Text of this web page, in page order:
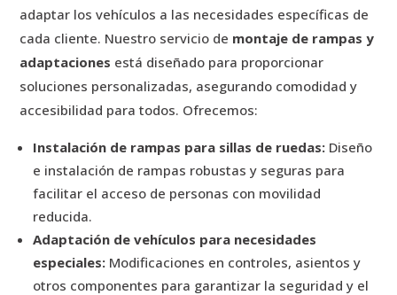
adaptar los vehículos a las necesidades específicas de
cada cliente. Nuestro servicio de montaje de rampas y
adaptaciones está diseñado para proporcionar
soluciones personalizadas, asegurando comodidad y
accesibilidad para todos. Ofrecemos:
Instalación de rampas para sillas de ruedas: Diseño
e instalación de rampas robustas y seguras para
facilitar el acceso de personas con movilidad
reducida.
Adaptación de vehículos para necesidades
especiales: Modificaciones en controles, asientos y
otros componentes para garantizar la seguridad y el